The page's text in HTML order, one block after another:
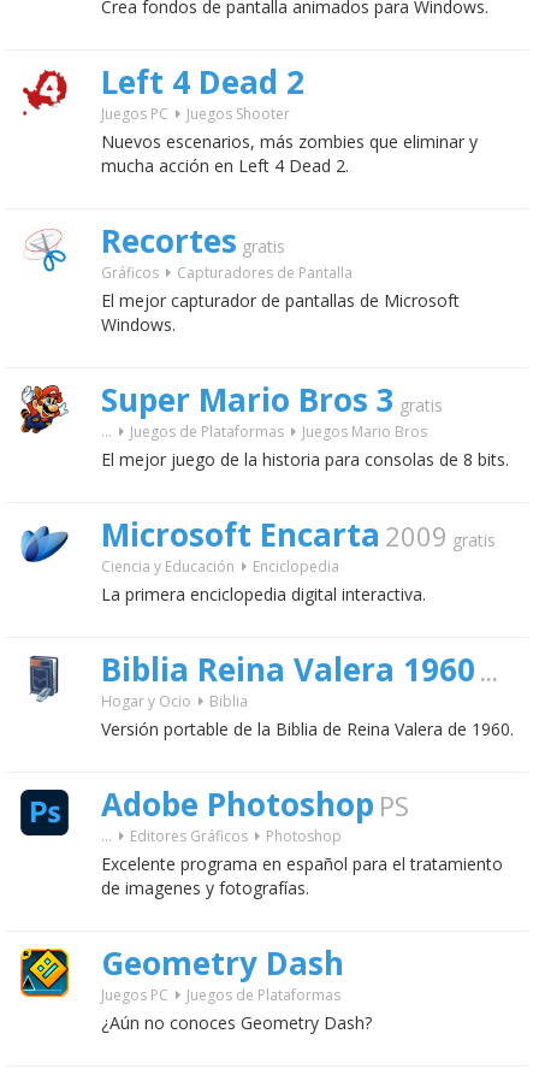
Crea fondos de pantalla animados para Windows.
Left 4 Dead 2
Juegos PC Juegos Shooter
Nuevos escenarios, más zombies que eliminar y
mucha acción en Left 4 Dead 2.
Recortes gratis
Gráficos Capturadores de Pantalla
El mejor capturador de pantallas de Microsoft
Windows.
Super Mario Bros 3 gratis
... Juegos de Plataformas Juegos Mario Bros
El mejor juego de la historia para consolas de 8 bits.
Microsoft Encarta 2009 gratis
Ciencia y Educación Enciclopedia
La primera enciclopedia digital interactiva.
Biblia Reina Valera 1960 1.2
Hogar y Ocio Biblia
Versión portable de la Biblia de Reina Valera de 1960.
Adobe Photoshop PS
... Editores Gráficos Photoshop
Excelente programa en español para el tratamiento
de imagenes y fotografías.
Geometry Dash
Juegos PC Juegos de Plataformas
¿Aún no conoces Geometry Dash?